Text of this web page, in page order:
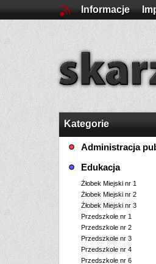
Informacje
Kategorie
Administracja
Edukacja
Żłobek Miejski nr 1
Żłobek Miejski nr 2
Żłobek Miejski nr 3
Przedszkole nr 1
Przedszkole nr 2
Przedszkole nr 3
Przedszkole nr 4
Przedszkole nr 6